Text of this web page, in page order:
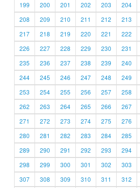
199
200 201 202 203 204
208
209 210 211 212 213
217
218 219 220 221 222
226
227 228 229 230 231
235
236 237 238 239 240
244
245 246 247 248 249
253
254 255 256 257 258
262
263 264 265 266 267
271
272 273 274 275 276
280
281 282 283 284 285
289
290 291 292 293 294
298
299 300 301 302 303
307
308 309 310 311 312